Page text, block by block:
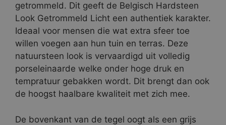
getrommeld. Dit geeft de Belgisch Hardsteen
Look Getrommeld Licht een authentiek karakter.
Ideaal voor mensen die wat extra sfeer toe
willen voegen aan hun tuin en terras. Deze
natuursteen look is vervaardigd uit volledig
porseleinaarde welke onder hoge druk en
tempratuur gebakken wordt. Dit brengt dan ook
de hoogst haalbare kwaliteit met zich mee.
De bovenkant van de tegel oogt als een grijs